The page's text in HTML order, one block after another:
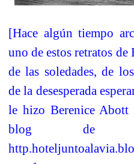
[Hace algún tiempo
uno de estos retratos
de las soledades, de
de la desesperada
le hizo Berenice
blog de